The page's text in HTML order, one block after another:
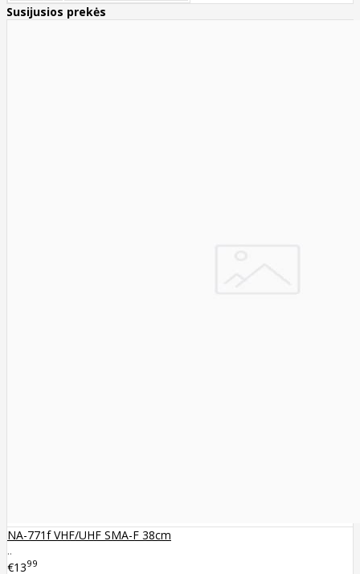
Susijusios prekės
NA-771f VHF/UHF SMA-F 38cm
..
€1399